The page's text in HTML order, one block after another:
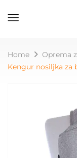
Home Oprema
Kengur nosiljka za